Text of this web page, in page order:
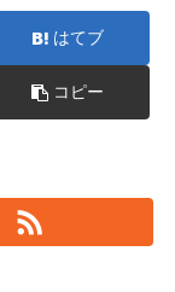
はてブ
コピー